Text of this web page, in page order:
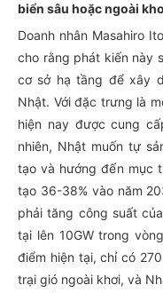
biển sâu hoặc ngoài
Doanh nhân Masahiro
cho rằng phát kiến này
cơ sở hạ tầng để xây
Nhật. Với đặc trưng là
hiện nay được cung
nhiên, Nhật muốn tự
tạo và hướng đến mục
tạo 36-38% vào năm
phải tăng công suất
tại lên 10GW trong
điểm hiện tại, chỉ có
trại gió ngoài khơi, và